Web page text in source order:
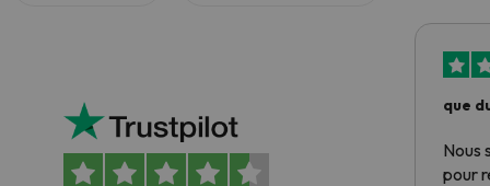
que
Nous
pour